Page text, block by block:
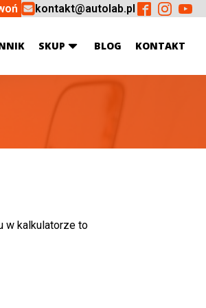
kontakt@autolab.pl
SKUP BLOG KONTAKT
w kalkulatorze to